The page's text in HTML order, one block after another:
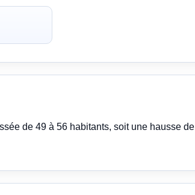
de 49 à 56 habitants, soit une hausse de